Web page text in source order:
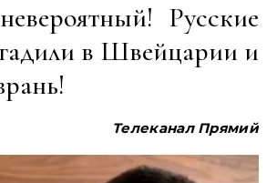
Русские
в Швейцарии и
Телеканал Прямий